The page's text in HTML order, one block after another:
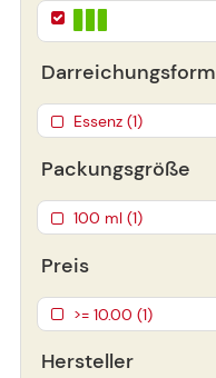
Darreichungsform
Essenz (1)
Packungsgröße
100 ml (1)
Preis
>= 10.00 (1)
Hersteller